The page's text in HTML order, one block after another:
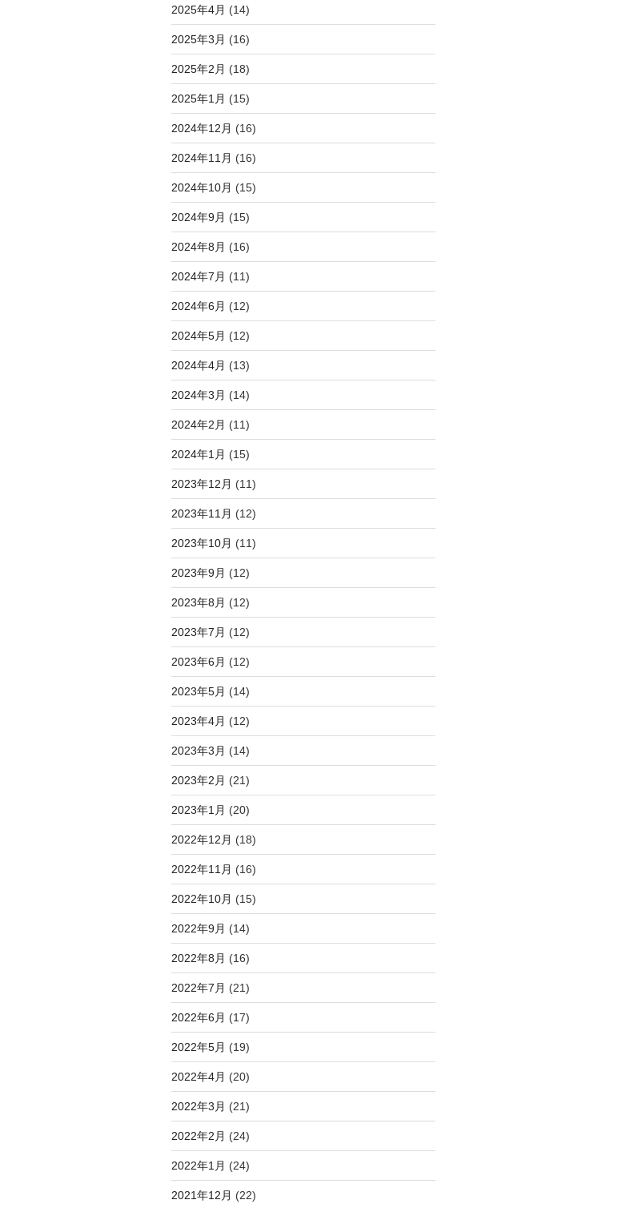
2025年4月 (14)
2025年3月 (16)
2025年2月 (18)
2025年1月 (15)
2024年12月 (16)
2024年11月 (16)
2024年10月 (15)
2024年9月 (15)
2024年8月 (16)
2024年7月 (11)
2024年6月 (12)
2024年5月 (12)
2024年4月 (13)
2024年3月 (14)
2024年2月 (11)
2024年1月 (15)
2023年12月 (11)
2023年11月 (12)
2023年10月 (11)
2023年9月 (12)
2023年8月 (12)
2023年7月 (12)
2023年6月 (12)
2023年5月 (14)
2023年4月 (12)
2023年3月 (14)
2023年2月 (21)
2023年1月 (20)
2022年12月 (18)
2022年11月 (16)
2022年10月 (15)
2022年9月 (14)
2022年8月 (16)
2022年7月 (21)
2022年6月 (17)
2022年5月 (19)
2022年4月 (20)
2022年3月 (21)
2022年2月 (24)
2022年1月 (24)
2021年12月 (22)